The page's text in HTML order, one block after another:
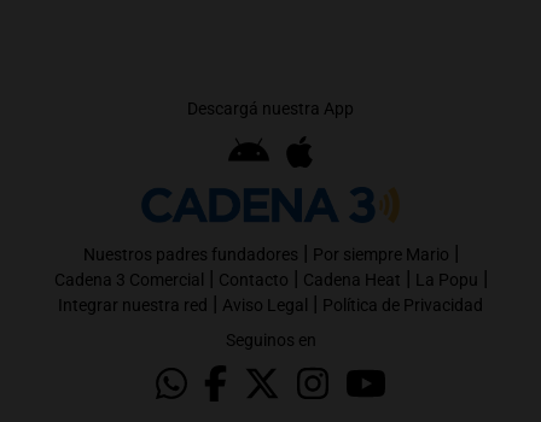
Descargá nuestra App
Nuestros padres fundadores | Por siempre Mario |
Cadena 3 Comercial | Contacto | Cadena Heat | La Popu |
Integrar nuestra red | Aviso Legal | Política de Privacidad
Seguinos en